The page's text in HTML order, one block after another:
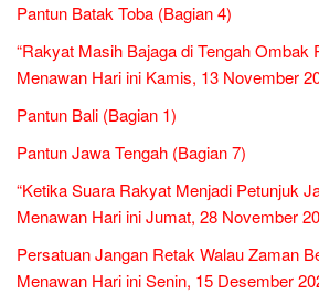
Pantun Batak Toba (Bagian 4)
“Rakyat Masih Bajaga di Tengah Ombak
Menawan Hari ini Kamis, 13 November
Pantun Bali (Bagian 1)
Pantun Jawa Tengah (Bagian 7)
“Ketika Suara Rakyat Menjadi Petunjuk
Menawan Hari ini Jumat, 28 November
Persatuan Jangan Retak Walau Zaman
Menawan Hari ini Senin, 15 Desember